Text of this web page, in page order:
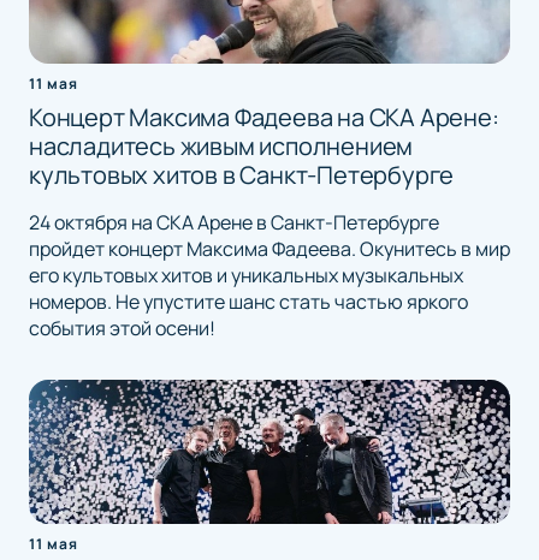
11 мая
Концерт Максима Фадеева на СКА Арене:
насладитесь живым исполнением
культовых хитов в Санкт-Петербурге
24 октября на СКА Арене в Санкт-Петербурге
пройдет концерт Максима Фадеева. Окунитесь в мир
его культовых хитов и уникальных музыкальных
номеров. Не упустите шанс стать частью яркого
события этой осени!
11 мая